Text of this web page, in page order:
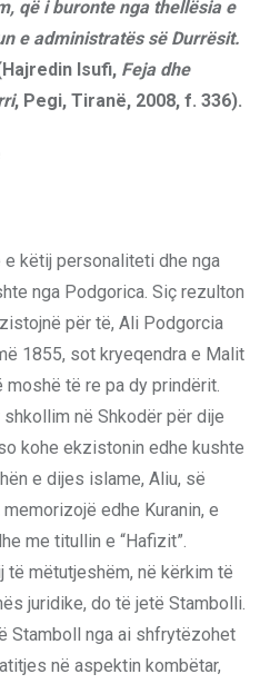
që i buronte nga thellësia e
e administratës së Durrësit.
Isufi, Feja dhe
, Pegi, Tiranë, 2008, f. 336).
këtij personaliteti dhe nga
nga Podgorica. Siç rezulton
për të, Ali Podgorcia
1855, sot kryeqendra e Malit
të re pa dy prindërit.
në Shkodër për dije
kohe ekzistonin edhe kushte
e dijes islame, Aliu, së
edhe Kuranin, e
me titullin e “Hafizit”.
mëtutjeshëm, në kërkim të
juridike, do të jetë Stambolli.
Stamboll nga ai shfrytëzohet
në aspektin kombëtar,